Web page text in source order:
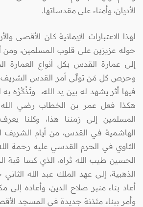
الأديان، وأمناء على مقدساتها.
لهذا الاعتبارات الإيمانية كان الأقصى
حوله عزيزين على قلوب المسلمين، ومن
إلى عمارة القدس بكل أنواع العمارة
وحرص كل مَن تولَّى أمر القدس الشريف
فيها أثر يشهد له بين يد الله، وتَذْكُرُه به
هكذا فعل عمر بن الخطاب رضي الله
المسلمين إلى زمننا هذا، وكلنا
الهاشمية في القدس، من أيام الشريف
الثاوي في الحرم القدسي عليه رحمة
الحسين طيب الله ثراه، الذي كسا قبة
الذهبية، إلى عهد الملك عبد الله
أعاد بناء منبر صلاح الدين، وأعاده إلى
وأمر ببناء مئذنة جديدة في المسجد